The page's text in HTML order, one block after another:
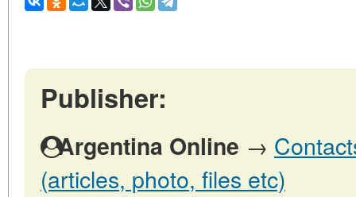
Publisher:
Argentina Online →
(articles, photo, files etc)